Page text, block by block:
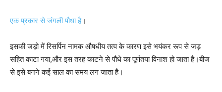
एक प्रकार से जंगली पौधा है।
इसकी जड़ो में रिसर्पिन नामक औषधीय तत्व के कारण इसे भयंकर रूप से जड़
सहित काटा गया,और इस तरह काटने से पौधे का पूर्णतया विनाश हो जाता है।बीज
से इसे बनने कई साल का समय लग जाता है।